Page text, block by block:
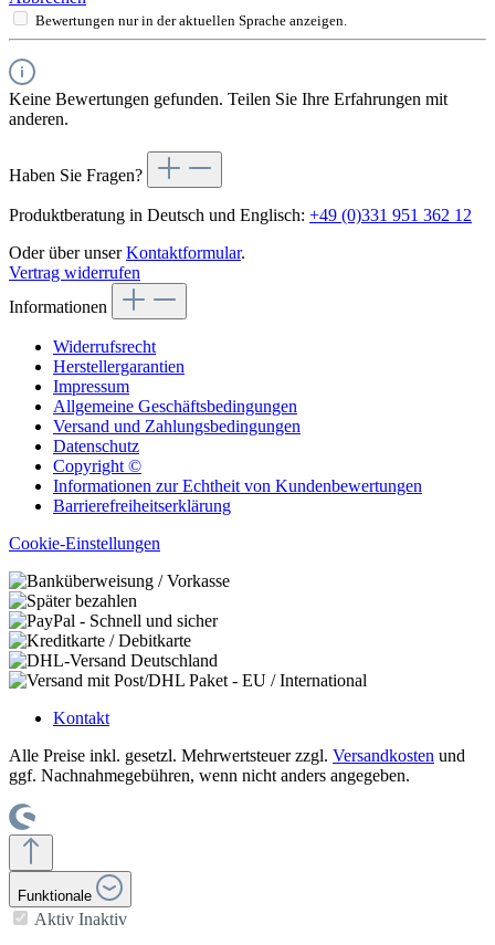
Bewertungen nur in der aktuellen Sprache anzeigen.
Keine Bewertungen gefunden. Teilen Sie Ihre Erfahrungen mit
anderen.
Haben Sie Fragen?
Produktberatung in Deutsch und Englisch: +49 (0)331 951 362 12
Oder über unserKontaktformular.
Vertrag widerrufen
Informationen
Widerrufsrecht
Herstellergarantien
Impressum
Allgemeine Geschäftsbedingungen
Versand und Zahlungsbedingungen
Datenschutz
Copyright ©
Informationen zur Echtheit von Kundenbewertungen
Barrierefreiheitserklärung
Cookie-Einstellungen
Kontakt
Alle Preise inkl. gesetzl. Mehrwertsteuer zzgl. Versandkosten und
ggf. Nachnahmegebühren, wenn nicht anders angegeben.
Funktionale
Aktiv Inaktiv